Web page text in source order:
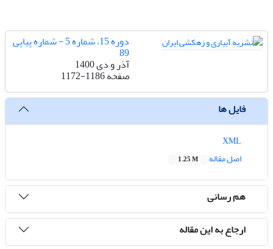
دوره 15، شماره 5 - شماره پیاپی
89
آذر و دی 1400
صفحه1172-1186
فایل ها
اصل مقاله
1.25 M
هم رسانی
ارجاع به این مقاله